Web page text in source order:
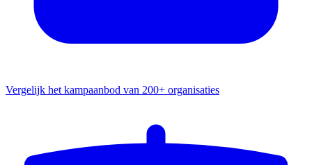
Vergelijk het kampaanbod van 200+ organisaties